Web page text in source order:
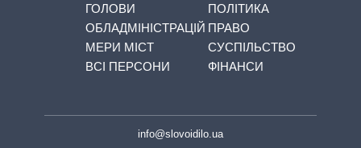
ГОЛОВИ
ОБЛАДМІНІСТРАЦІЙ
МЕРИ МІСТ
ВСІ ПЕРСОНИ
ПОЛІТИКА
ПРАВО
СУСПІЛЬСТВО
ФІНАНСИ
info@slovoidilo.ua